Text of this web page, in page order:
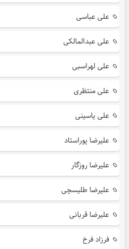
علی عباسی
علی عبدالمالکی
علی لهراسبی
علی منتظری
علی یاسینی
علیرضا پوراستاد
علیرضا روزگار
علیرضا طلیسچی
علیرضا قربانی
فرزاد فرخ